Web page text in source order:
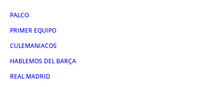
PALCO
PRIMER EQUIPO
CULEMANIACOS
HABLEMOS DEL BARÇA
REAL MADRID